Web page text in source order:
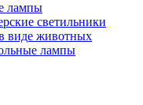
лампы
светильники
виде животных
лампы